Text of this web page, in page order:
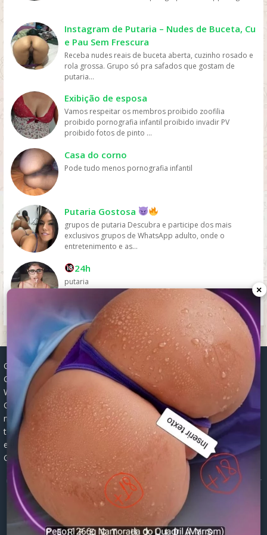
mais fácil e rápido. Preço: os serviços de streaming
cinema ou comprar DVDs, tornando mais fácil para as
pessoas assistirem filmes sem gastar muito dinheiro.
Personalização: os serviços de streaming geralmente
oferecem recomendações personalizadas com base
nos gostos dos usuários, permitindo que eles
descubram novos filmes e programas que possam
filmes online. Em resumo, os filmes são mais assistidos
online devido à sua conveniência, variedade, acesso
fácil, preços acessíveis e personalização, oferecidos
pelas plataformas de streaming.
Instagram de Putaria – Nudes de Buceta, Cu
e Pau Sem Frescura
Receba nudes reais de buceta aberta, cuzinho rosado e
rola grossa. Grupo só pra safados que gostam de
putaria...
Exibição de esposa
Vamos respeitar os membros proibido zoofilia
proibido pornografia infantil proibido invadir PV
proibido fotos de pinto ...
Casa do corno
Pode tudo menos pornografia infantil
Putaria Gostosa
grupos de putaria Descubra e participe dos mais
exclusivos grupos de WhatsApp adulto, onde o
entretenimento e as...
24h
putaria
Grupos WhatsApp, Links de grupos, Entrar grupos WhatsApp,
Grupos de compra e venda, Links WhatsApp atualizados, Grupos
WhatsApp 2025, Links para grupos, Participar grupos WhatsApp,
Grupos ativos WhatsApp, Links gratuitos, Grupos WhatsApp
negócios, Links grupos Brasil, Grupos WhatsApp regionais, Grupos
temáticos WhatsApp, Links públicos WhatsApp, Grupos WhatsApp
empregos, Links grupos classificados, Divulgar grupos WhatsApp,
Grupos WhatsApp descontos, Grupos WhatsApp ofertas.
© 2026 -
Grupos de WhatsApp 2026: Links Atualizados para Entrar
nos Melhores Grupos
| Robots.txt
×